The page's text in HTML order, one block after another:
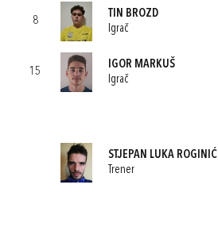
8
TIN BROZD
Igrač
15
IGOR MARKUŠ
Igrač
STJEPAN LUKA ROGINIĆ
Trener